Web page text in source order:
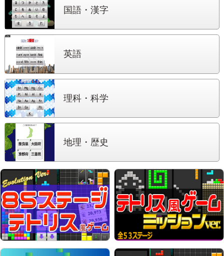
国語・漢字
英語
理科・科学
地理・歴史